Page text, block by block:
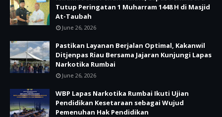
Tutup Peringatan 1 Muharram 1448 H di Masjid
At-Taubah
June 26, 2026
Pastikan Layanan Berjalan Optimal, Kakanwil
Ditjenpas Riau Bersama Jajaran Kunjungi Lapas
Narkotika Rumbai
June 26, 2026
WBP Lapas Narkotika Rumbai Ikuti Ujian
Pendidikan Kesetaraan sebagai Wujud
Pemenuhan Hak Pendidikan